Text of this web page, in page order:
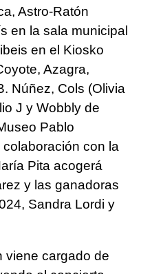
Astro-Ratón
en la sala municipal
en el Kiosko
Azagra,
Núñez, Cols (Olivia
J y Wobbly de
Pablo
con la
Pita acogerá
y las ganadoras
Sandra Lordi y
viene cargado de